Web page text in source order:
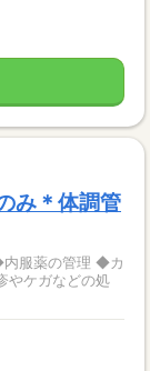
み＊体調管
ケガなどの処